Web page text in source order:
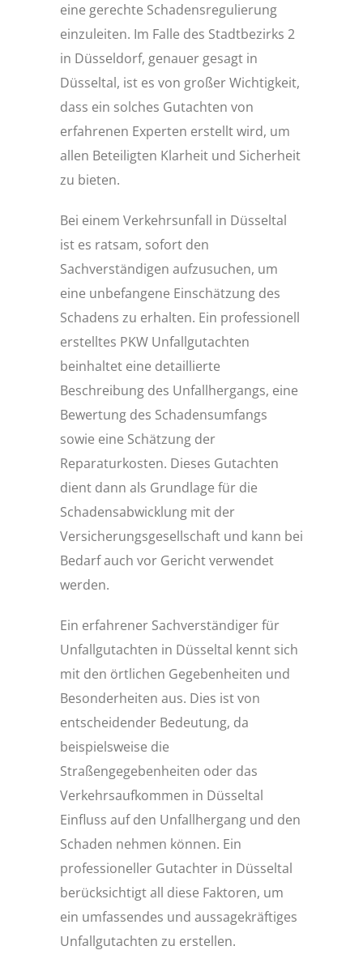
eine gerechte Schadensregulierung
einzuleiten. Im Falle des Stadtbezirks 2
in Düsseldorf, genauer gesagt in
Düsseltal, ist es von großer Wichtigkeit,
dass ein solches Gutachten von
erfahrenen Experten erstellt wird, um
allen Beteiligten Klarheit und Sicherheit
zu bieten.
Bei einem Verkehrsunfall in Düsseltal
ist es ratsam, sofort den
Sachverständigen aufzusuchen, um
eine unbefangene Einschätzung des
Schadens zu erhalten. Ein professionell
erstelltes PKW Unfallgutachten
beinhaltet eine detaillierte
Beschreibung des Unfallhergangs, eine
Bewertung des Schadensumfangs
sowie eine Schätzung der
Reparaturkosten. Dieses Gutachten
dient dann als Grundlage für die
Schadensabwicklung mit der
Versicherungsgesellschaft und kann bei
Bedarf auch vor Gericht verwendet
werden.
Ein erfahrener Sachverständiger für
Unfallgutachten in Düsseltal kennt sich
mit den örtlichen Gegebenheiten und
Besonderheiten aus. Dies ist von
entscheidender Bedeutung, da
beispielsweise die
Straßengegebenheiten oder das
Verkehrsaufkommen in Düsseltal
Einfluss auf den Unfallhergang und den
Schaden nehmen können. Ein
professioneller Gutachter in Düsseltal
berücksichtigt all diese Faktoren, um
ein umfassendes und aussagekräftiges
Unfallgutachten zu erstellen.